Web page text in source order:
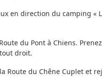
en direction du camping «
du Pont à Chiens.
droit.
Route du Chêne Cuplet et